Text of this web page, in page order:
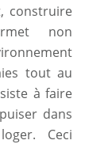
construire
non
tout au
à faire
dans
Ceci